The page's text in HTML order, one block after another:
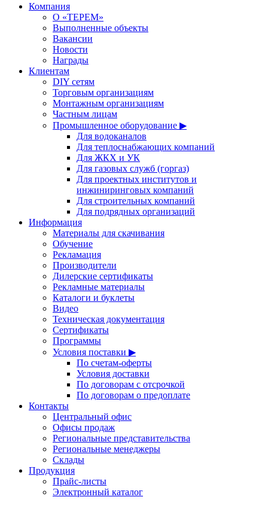
Компания
О «ТЕРЕМ»
Выполненные объекты
Вакансии
Новости
Награды
Клиентам
DIY сетям
Торговым организациям
Монтажным организациям
Частным лицам
Промышленное оборудование ▶
Для водоканалов
Для теплоснабжающих компаний
Для ЖКХ и УК
Для газовых служб (горгаз)
Для проектных институтов и
инжиниринговых компаний
Для строительных компаний
Для подрядных организаций
Информация
Материалы для скачивания
Обучение
Рекламация
Производители
Дилерские сертификаты
Рекламные материалы
Каталоги и буклеты
Видео
Техническая документация
Сертификаты
Программы
Условия поставки ▶
По счетам-оферты
Условия доставки
По договорам с отсрочкой
По договорам о предоплате
Контакты
Центральный офис
Офисы продаж
Региональные представительства
Региональные менеджеры
Склады
Продукция
Прайс-листы
Электронный каталог